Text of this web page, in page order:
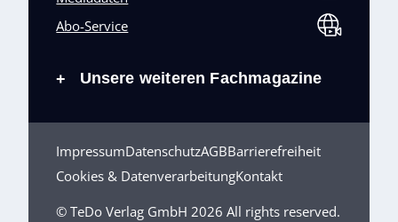
Abo-Service
+ Unsere weiteren Fachmagazine
ImpressumDatenschutzAGBBarrierefreiheit
Cookies & DatenverarbeitungKontakt
© TeDo Verlag GmbH 2026 All rights reserved.